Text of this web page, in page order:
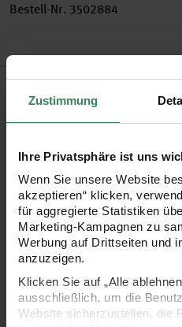
Zustimmung
Ihre Privatsphäre ist uns
Wenn Sie unsere Website
akzeptieren“ klicken,
für aggregierte Statistiken
Marketing-Kampagnen zu
Werbung auf Drittseiten und
anzuzeigen.
Klicken Sie auf „Alle
ausschließlich, um die
Website sicherzustellen, die
Bestell-Nr. 3502884
Produktbeschreibung
Creative Make It Neon zaubert
beim Stricken oder Häkeln
bekommen die Strickstücke
das Garn auf einer Spule
zum Nähen verwendet werden.
Zusammensetzung: 100%
Lauflänge: 990m